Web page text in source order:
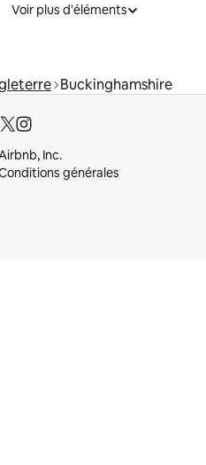
Voir plus d'éléments
Buckinghamshire
Inc.
générales